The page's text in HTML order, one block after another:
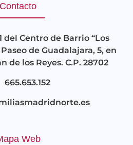
Contacto
del Centro de Barrio “Los
de Guadalajara, 5, en
de los Reyes. C.P. 28702
665.653.152
Web